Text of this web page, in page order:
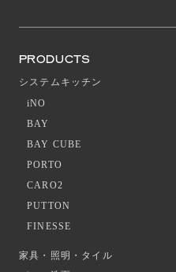
PRODUCTS
システムキッチン
iNO
BAY
BAY CUBE
PORTO
CARO2
PUTTON
FINESSE
家具・照明・タイル